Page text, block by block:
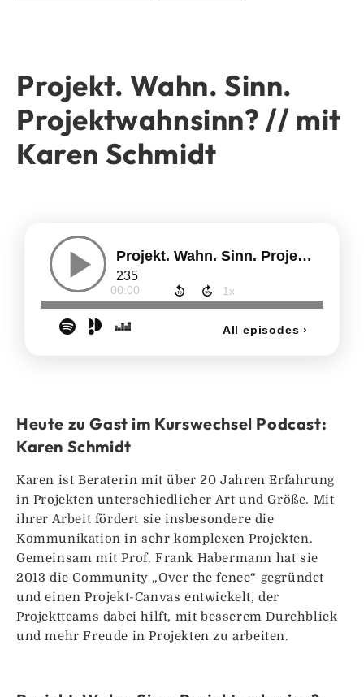
Projekt. Wahn. Sinn.
Projektwahnsinn? // mit
Karen Schmidt
Heute zu Gast im Kurswechsel Podcast:
Karen Schmidt
Karen ist Beraterin mit über 20 Jahren Erfahrung
in Projekten unterschiedlicher Art und Größe. Mit
ihrer Arbeit fördert sie insbesondere die
Kommunikation in sehr komplexen Projekten.
Gemeinsam mit Prof. Frank Habermann hat sie
2013 die Community „Over the fence“ gegründet
und einen Projekt-Canvas entwickelt, der
Projektteams dabei hilft, mit besserem Durchblick
und mehr Freude in Projekten zu arbeiten.